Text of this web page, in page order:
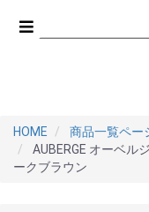
HOME 商品一覧ペー
AUBERGE オーベル
ークブラウン